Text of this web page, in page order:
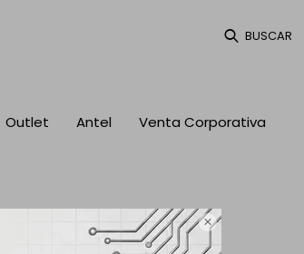

Outlet Antel Venta Corporativa